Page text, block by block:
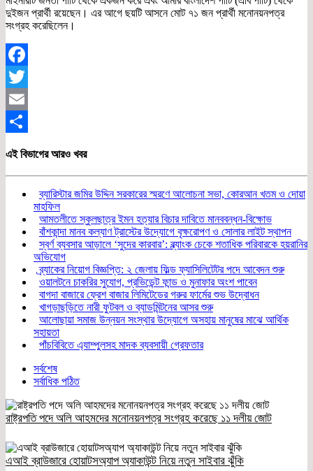
দুইজন প্রার্থী রয়েছেন। এর আগে ছয়টি আসনে মোট ৭১ জন প্রার্থী মনোনয়নপত্র
সংগ্রহ করেছিলেন।
Facebook
Twitter
Email
এই বিভাগের আরও খবর
ব্যারিস্টার জমির উদ্দিন সরকারের স্মরণে আলোচনা সভা, কোরআন খতম ও দোয়া
মাহফিল
আমতলীতে স্কুলছাত্র ইমন হত্যার বিচার দাবিতে মানববন্ধন-বিক্ষোভ
বাঁশকান্দা মানব কল্যাণ ট্রাস্টের উদ্যোগে বৃক্ষরোপণ ও সোলার লাইট স্থাপন
স্বর্ণ ব্যবসার আড়ালে ‘সুদের কারবার’: ব্ল্যাংক চেকে শতাধিক পরিবারকে হয়রানির
অভিযোগ
ব্র্যাকের নিয়োগ বিজ্ঞপ্তি: ২ জেলায় ফিল্ড ফ্যাসিলিটেটর পদে আবেদন শুরু
ওয়ালটনে চাকরির সুযোগ, প্রভিডেন্ট ফান্ড ও মুনাফার অংশ পাবেন
বাগদা বাজারে ফ্রেশ বাজার লিমিটেডের গরুর ফার্মের শুভ উদ্বোধন
খাগড়াছড়িতে নারী ফুটবল ও ব্যাডমিন্টনের আসর শুরু
আলোছায়া সমাজ উন্নয়ন সংস্থার উদ্যোগে অসহায় মানুষের মাঝে আর্থিক
সহায়তা
পাঁচবিবিতে এ্যাম্পুলসহ মাদক ব্যবসায়ী গ্রেফতার
সর্বশেষ
সর্বাধিক পঠিত
রাষ্ট্রপতি পদে অলি আহমদের মনোনয়নপত্র সংগ্রহ করেছে ১১ দলীয় জোট
এআই ব্রাউজারে হোয়াটসঅ্যাপ অ্যাকাউন্ট নিয়ে নতুন সাইবার ঝুঁকি